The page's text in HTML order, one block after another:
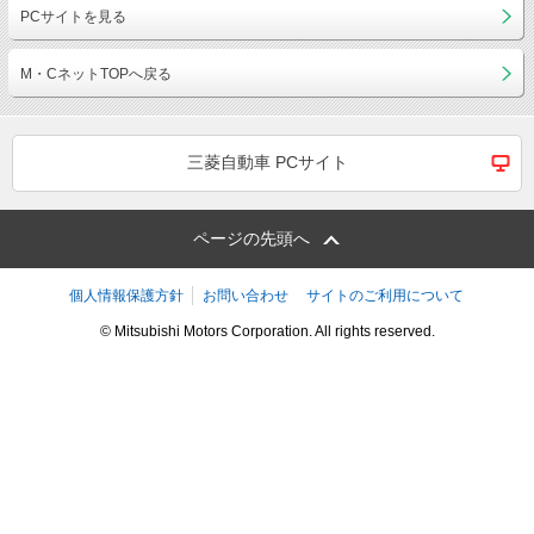
PCサイトを見る
M・CネットTOPへ戻る
三菱自動車 PCサイト
ページの先頭へ
個人情報保護方針 お問い合わせ サイトのご利用について
© Mitsubishi Motors Corporation. All rights reserved.